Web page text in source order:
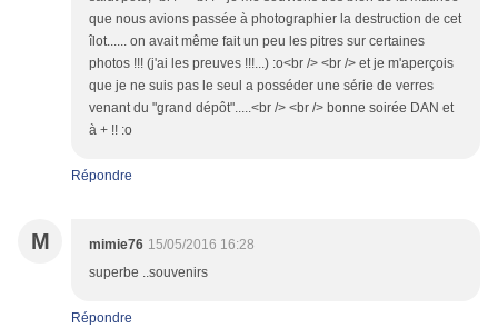
que nous avions passée à photographier la destruction de cet
îlot...... on avait même fait un peu les pitres sur certaines
photos !!! (j'ai les preuves !!!...) :o<br /> <br /> et je m'aperçois
que je ne suis pas le seul a posséder une série de verres
venant du "grand dépôt".....<br /> <br /> bonne soirée DAN et
à + !! :o
Répondre
M mimie76 15/05/2016 16:28
superbe ..souvenirs
Répondre